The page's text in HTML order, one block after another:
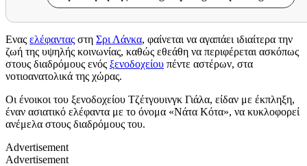
Ενας ελέφαντας στη Σρι Λάνκα, φαίνεται να αγαπάει ιδιαίτερα την
ζωή της υψηλής κοινωνίας, καθώς εθεάθη να περιφέρεται ασκόπως
στους διαδρόμους ενός ξενοδοχείου πέντε αστέρων, στα
νοτιοανατολικά της χώρας.
Οι ένοικοι του ξενοδοχείου Τζέτγουινγκ Γιάλα, είδαν με έκπληξη,
έναν ασιατικό ελέφαντα με το όνομα «Νάτα Κότα», να κυκλοφορεί
ανέμελα στους διαδρόμους του.
Advertisement
Advertisement